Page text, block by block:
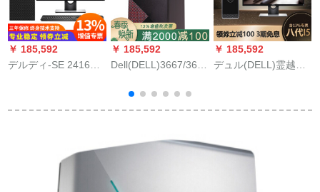
￥ 185,592
デルディ-SE 2416
￥ 185,592
Dell(DELL)3667/3668
用ディップリングテ
ーブル(castam WIN
16/GT+1
￥ 185,592
デュル(DELL)霊越
インステ2417 HGデ
固形ハデス